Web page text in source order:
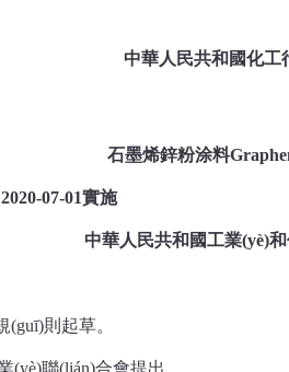
中華人民共和國化工
石墨烯鋅粉涂料
07-01實施
中華人民共和國工業(yè)
(guī)則起草。
聯(lián)合會提出。